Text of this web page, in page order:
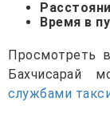
Время в
Просмотреть
Бахчисарай
службами